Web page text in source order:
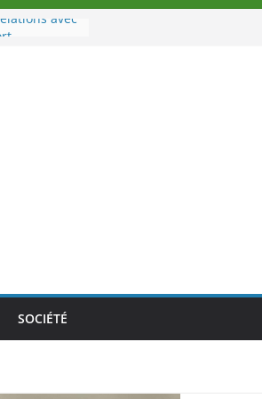
avec
Togo sur
delà des
SOCIÉTÉ